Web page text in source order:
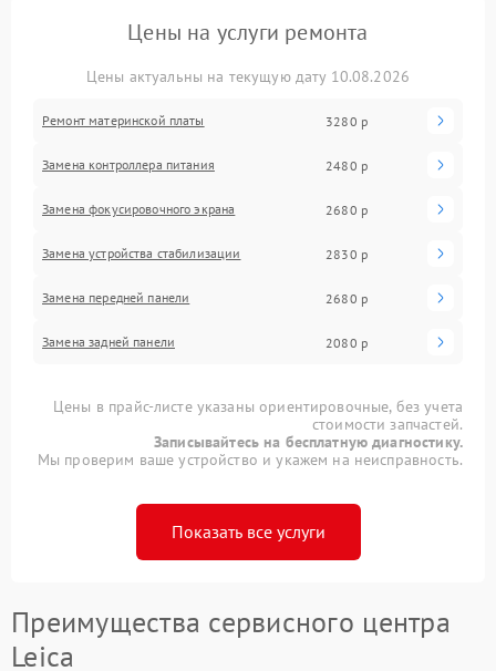
Цены на услуги ремонта
Цены актуальны на текущую дату 10.08.2026
Ремонт материнской платы 3280 р
Замена контроллера питания 2480 р
Замена фокусировочного экрана 2680 р
Замена устройства стабилизации 2830 р
Замена передней панели 2680 р
Замена задней панели 2080 р
Цены в прайс-листе указаны ориентировочные, без учета
стоимости запчастей.
Записывайтесь на бесплатную диагностику.
Мы проверим ваше устройство и укажем на неисправность.
Показать все услуги
Преимущества сервисного центра
Leica